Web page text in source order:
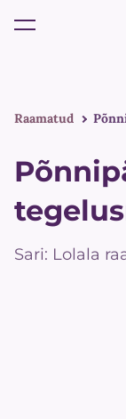
lisati ostukorvi.
Raamatud
Sari: Lolala